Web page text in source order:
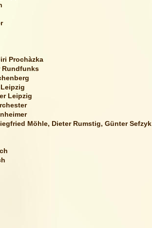
Prochàzka
Rundfunks
Leipzig
Möhle, Dieter Rumstig, Günter Sefzyk